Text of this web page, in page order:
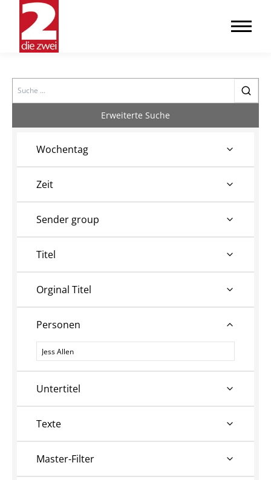
Search
Erweiterte Suche
Wochentag
Zeit
Sender group
Titel
Orginal Titel
Personen
Personen
Untertitel
Texte
Master-Filter